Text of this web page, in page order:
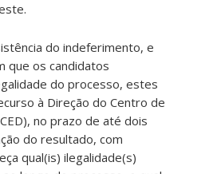
do indeferimento, e
que os candidatos
do processo, estes
à Direção do Centro de
no prazo de até dois
do resultado, com
qual(is) ilegalidade(s)